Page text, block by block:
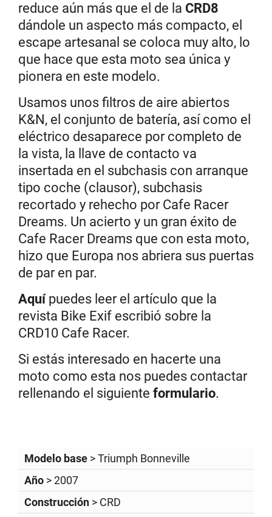
reduce aún más que el de la CRD8
dándole un aspecto más compacto, el
escape artesanal se coloca muy alto, lo
que hace que esta moto sea única y
pionera en este modelo.
Usamos unos filtros de aire abiertos
K&N, el conjunto de batería, así como el
eléctrico desaparece por completo de
la vista, la llave de contacto va
insertada en el subchasis con arranque
tipo coche (clausor), subchasis
recortado y rehecho por Cafe Racer
Dreams. Un acierto y un gran éxito de
Cafe Racer Dreams que con esta moto,
hizo que Europa nos abriera sus puertas
de par en par.
Aquípuedes leer el artículo que la
revista Bike Exif escribió sobre la
CRD10 Cafe Racer.
Si estás interesado en hacerte una
moto como esta nos puedes contactar
rellenando el siguiente formulario.
Modelo base > Triumph Bonneville
Año > 2007
Construcción > CRD